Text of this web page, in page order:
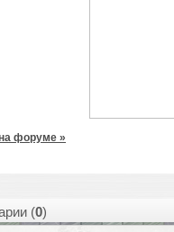
форуме »
(0)